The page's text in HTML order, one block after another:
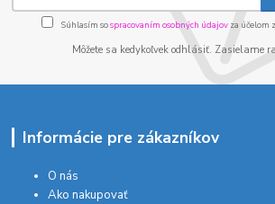
Súhlasím sospracovaním osobných údajov za účelom
Môžete sa kedykoľvek odhlásiť. Zasielame
Informácie pre zákazníkov
O nás
Ako nakupovať